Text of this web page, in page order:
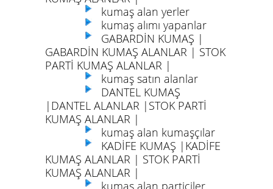
kumaş alan yerler
kumaş alımı yapanlar
GABARDİN KUMAŞ |
GABARDİN KUMAŞ ALANLAR | STOK
PARTİ KUMAŞ ALANLAR |
kumaş satın alanlar
DANTEL KUMAŞ
|DANTEL ALANLAR |STOK PARTİ
KUMAŞ ALANLAR |
kumaş alan kumaşçılar
KADİFE KUMAŞ |KADİFE
KUMAŞ ALANLAR | STOK PARTİ
KUMAŞ ALANLAR |
kumaş alan particiler